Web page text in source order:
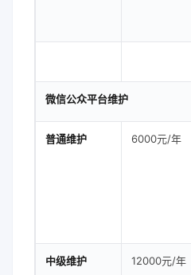
微信公众平台维护
普通维护
6000元/年
中级维护 12000元/年